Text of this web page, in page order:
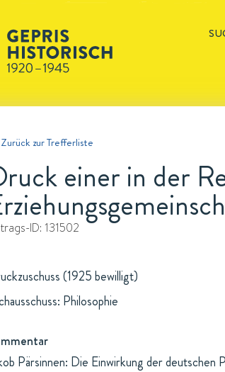
Zurück zur Trefferliste
einer in der
ID: 131502
(1925 bewilligt)
Philosophie
Pärsinnen: Die Einwirkung der deutschen